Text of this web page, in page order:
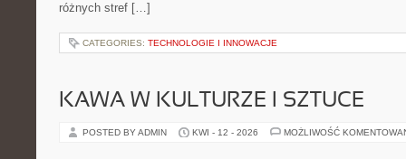
różnych stref […]
CATEGORIES: TECHNOLOGIE I INNOWACJE
KAWA W KULTURZE I SZTUCE
POSTED BY ADMIN KWI - 12 - 2026 MOŻLIWOŚĆ